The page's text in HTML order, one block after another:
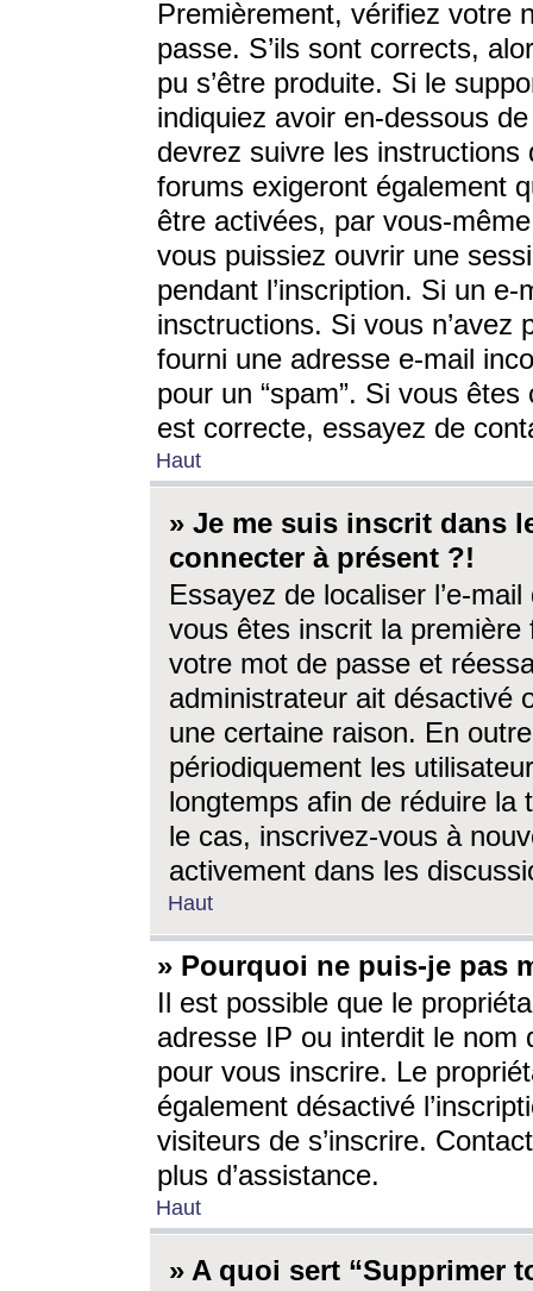
Premièrement, vérifiez votre
passe. S’ils sont corrects,
pu s’être produite. Si le
indiquiez avoir en-dessous
devrez suivre les
forums exigeront également
être activées, par vous-
vous puissiez ouvrir une
pendant l’inscription. Si un
insctructions. Si vous n’avez
fourni une adresse e-mail
pour un “spam”. Si vous
est correcte, essayez de
Haut
» Je me suis inscrit dans
connecter à présent ?!
Essayez de localiser l’e-
vous êtes inscrit la première
votre mot de passe et
administrateur ait désactivé
une certaine raison. En
périodiquement les
longtemps afin de réduire la
le cas, inscrivez-vous à
activement dans les
Haut
» Pourquoi ne puis-je pas
Il est possible que le
adresse IP ou interdit le nom
pour vous inscrire. Le
également désactivé
visiteurs de s’inscrire.
plus d’assistance.
Haut
» A quoi sert “Supprimer